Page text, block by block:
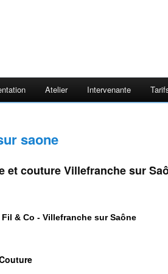
Atelier Intervenante
saone
et couture Villefranche sur
& Co - Villefranche sur Saône